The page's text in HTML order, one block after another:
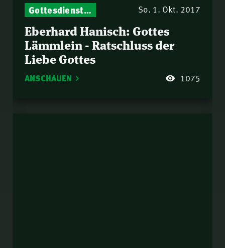
Gottesdienst-Botschaften – Jeden Sonntag neu: Aktuelle Predigten vom Mitternachtsruf So. 1. Okt. 2017
Eberhard Hanisch: Gottes
Lämmlein - Ratschluss der
Liebe Gottes
ANSCHAUEN 1075